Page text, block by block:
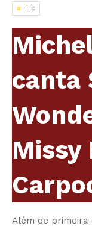
ETC
canta
Missy
Além de primeira